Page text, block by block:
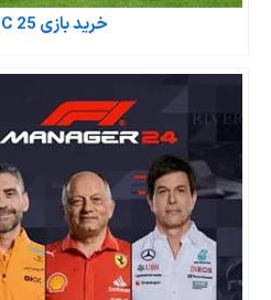
خرید بازی FC 25 برای PC